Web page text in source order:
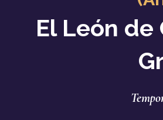
El León de